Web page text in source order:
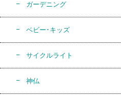
ガーデニング
ベビー･キッズ
サイクルライト
神仏